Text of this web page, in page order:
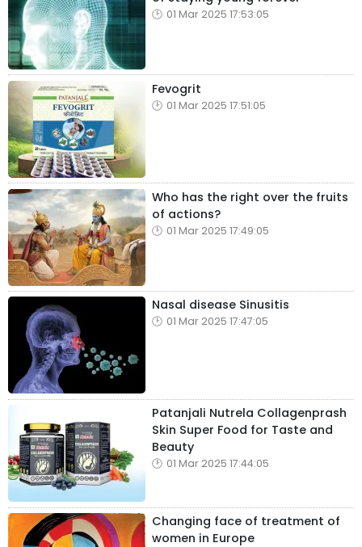
01 Mar 2025 17:53:05
Fevogrit
01 Mar 2025 17:51:05
Who has the right over the fruits
of actions?
01 Mar 2025 17:49:05
Nasal disease Sinusitis
01 Mar 2025 17:47:05
Patanjali Nutrela Collagenprash
Skin Super Food for Taste and
Beauty
01 Mar 2025 17:44:05
Changing face of treatment of
women in Europe